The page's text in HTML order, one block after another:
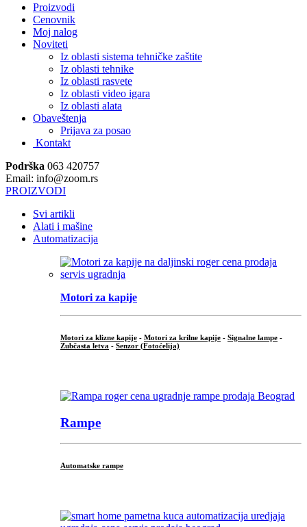
Proizvodi
Cenovnik
Moj nalog
Noviteti
Iz oblasti sistema tehničke zaštite
Iz oblasti tehnike
Iz oblasti rasvete
Iz oblasti video igara
Iz oblasti alata
Obaveštenja
Prijava za posao
Kontakt
Podrška 063 420757
Email: info@zoom.rs
PROIZVODI
Svi artikli
Alati i mašine
Automatizacija
Motori za kapije
Motori za klizne kapije - Motori za krilne kapije - Signalne lampe -
Zubčasta letva - Senzor (Fotoćelija)
Rampe
Automatske rampe